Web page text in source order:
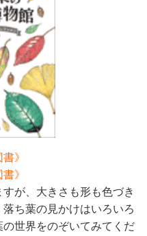
》
》
が、大きさも形も色づき
ち葉の見かけはいろいろ
世界をのぞいてみてくだ